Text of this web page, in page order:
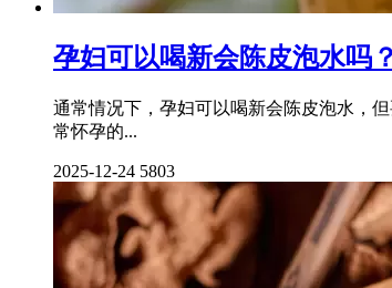
孕妇可以喝新会陈皮泡水吗
通常情况下，孕妇可以喝新会陈皮泡水，
常怀孕的...
2025-12-24 5803